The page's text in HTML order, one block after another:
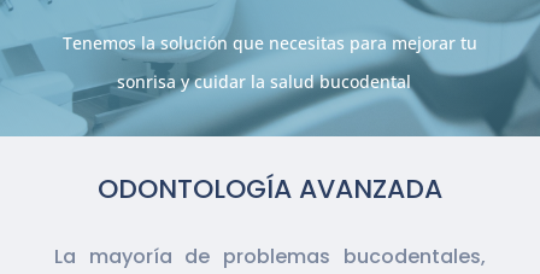
Tenemos la solución que necesitas para mejorar tu
sonrisa y cuidar la salud bucodental
ODONTOLOGÍA AVANZADA
La mayoría de problemas bucodentales,